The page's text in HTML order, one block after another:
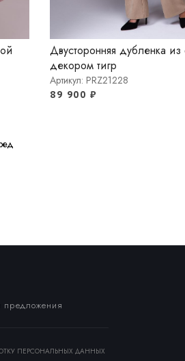
Двусторонняя дубленка
декором тигр
Артикул: PRZ21228
89 900 ₽
предложения
ПЕРСОНАЛЬНЫХ ДАННЫХ